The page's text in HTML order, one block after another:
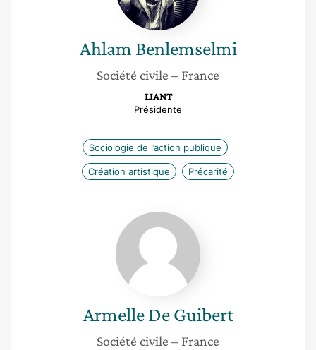
Ahlam Benlemselmi
Société civile – France
LIANT
Présidente
Sociologie de l’action publique
Création artistique Précarité
Armelle
De
Guibert
Armelle De Guibert
Société civile – France